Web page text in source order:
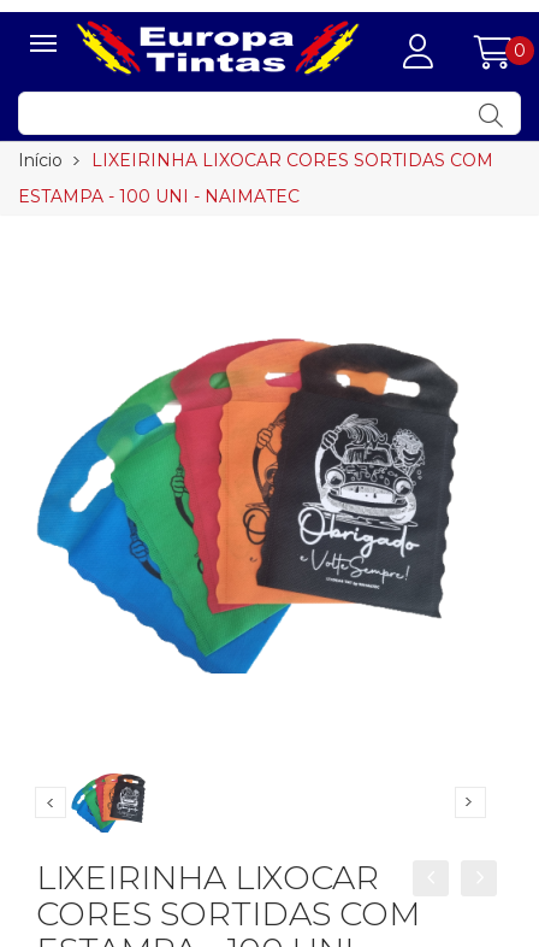
0
Início
LIXEIRINHA LIXOCAR CORES SORTIDAS COM
ESTAMPA - 100 UNI - NAIMATEC
LIXEIRINHA LIXOCAR
CORES SORTIDAS COM